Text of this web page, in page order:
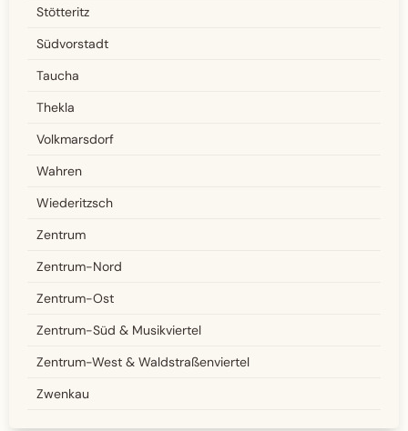
Stötteritz
Südvorstadt
Taucha
Thekla
Volkmarsdorf
Wahren
Wiederitzsch
Zentrum
Zentrum-Nord
Zentrum-Ost
Zentrum-Süd & Musikviertel
Zentrum-West & Waldstraßenviertel
Zwenkau